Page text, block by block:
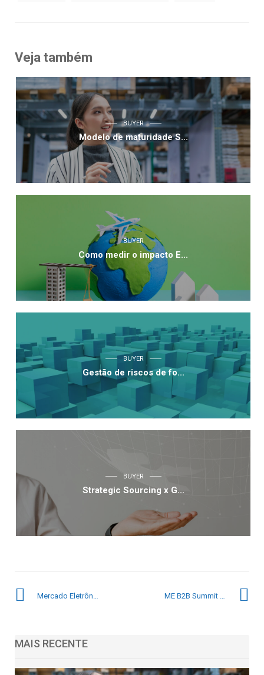
Veja também
BUYER
Modelo de maturidade S...
BUYER
Como medir o impacto E...
BUYER
Gestão de riscos de fo...
BUYER
Strategic Sourcing x G...
MAIS RECENTE